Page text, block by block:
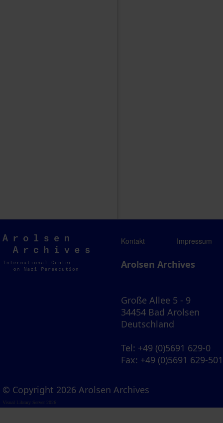
Arolsen
Archives
Kontakt Impressum
Arolsen Archives
Große Allee 5 - 9
34454 Bad Arolsen
Deutschland
Tel: +49 (0)5691 629-0
Fax: +49 (0)5691 629-501
© Copyright 2026 Arolsen Archives
Visual Library Server 2026